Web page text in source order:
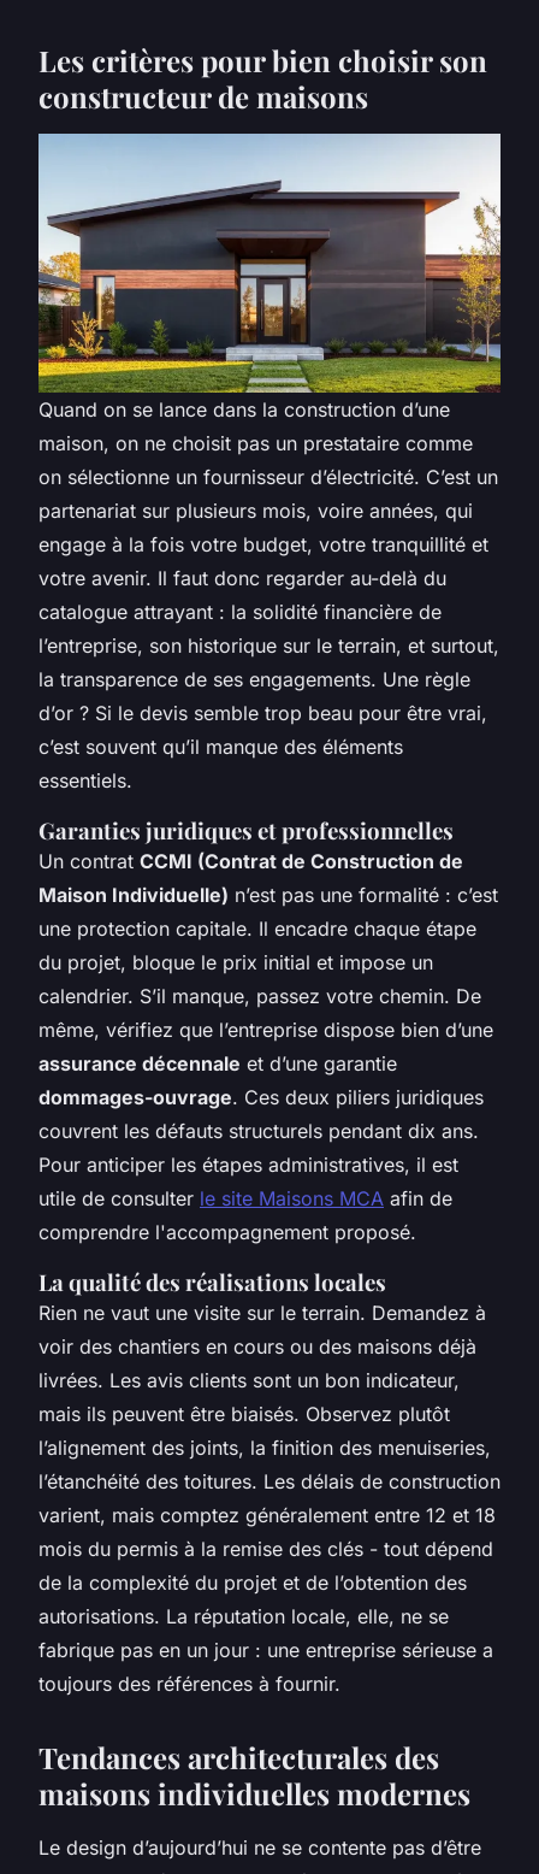
Les critères pour bien choisir son
constructeur de maisons
Quand on se lance dans la construction d’une
maison, on ne choisit pas un prestataire comme
on sélectionne un fournisseur d’électricité. C’est un
partenariat sur plusieurs mois, voire années, qui
engage à la fois votre budget, votre tranquillité et
votre avenir. Il faut donc regarder au-delà du
catalogue attrayant : la solidité financière de
l’entreprise, son historique sur le terrain, et surtout,
la transparence de ses engagements. Une règle
d’or ? Si le devis semble trop beau pour être vrai,
c’est souvent qu’il manque des éléments
essentiels.
Garanties juridiques et professionnelles
Un contrat CCMI (Contrat de Construction de
Maison Individuelle) n’est pas une formalité : c’est
une protection capitale. Il encadre chaque étape
du projet, bloque le prix initial et impose un
calendrier. S’il manque, passez votre chemin. De
même, vérifiez que l’entreprise dispose bien d’une
assurance décennale et d’une garantie
dommages-ouvrage. Ces deux piliers juridiques
couvrent les défauts structurels pendant dix ans.
Pour anticiper les étapes administratives, il est
utile de consulter le site Maisons MCA afin de
comprendre l'accompagnement proposé.
La qualité des réalisations locales
Rien ne vaut une visite sur le terrain. Demandez à
voir des chantiers en cours ou des maisons déjà
livrées. Les avis clients sont un bon indicateur,
mais ils peuvent être biaisés. Observez plutôt
l’alignement des joints, la finition des menuiseries,
l’étanchéité des toitures. Les délais de construction
varient, mais comptez généralement entre 12 et 18
mois du permis à la remise des clés - tout dépend
de la complexité du projet et de l’obtention des
autorisations. La réputation locale, elle, ne se
fabrique pas en un jour : une entreprise sérieuse a
toujours des références à fournir.
Tendances architecturales des
maisons individuelles modernes
Le design d’aujourd’hui ne se contente pas d’être